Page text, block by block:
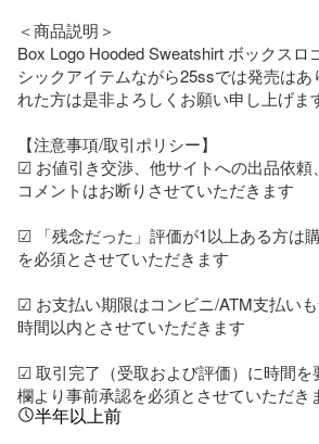
＜商品説明＞
Box Logo Hooded Sweatshirt ボックスロ
シックアイテムながら25ssでは発売はあ
れた方は是非よろしくお願い申し上げま
【注意事項/取引ポリシー】
☑︎ お値引き交渉、他サイトへの出品依頼
コメントはお断りさせていただきます
☑︎ 「残念だった」評価が1以上ある方は
を必須とさせていただきます
☑︎ お支払い期限はコンビニ/ATM支払い
時間以内とさせていただきます
☑︎ 取引完了（受取および評価）に時間を
欄より事前承認を必須とさせていただき
半年以上前